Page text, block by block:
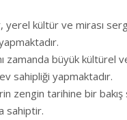
yerel kültür ve mirası
zamanda büyük
sahipliği yapmaktadır.
zengin tarihine bir
sahiptir.